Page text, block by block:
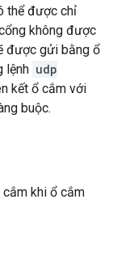
thể được chỉ
không được
được gửi bằng ổ
lệnh udp
kết ổ cắm với
buộc.
khi ổ cắm